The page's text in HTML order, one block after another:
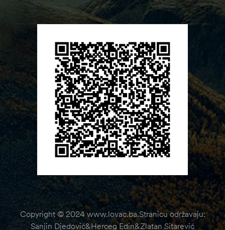
Copyright © 2024 www.lovac.ba.Stranicu održavaju:
Sanjin Djedović&Herceg Edin&Zlatan Sitarević